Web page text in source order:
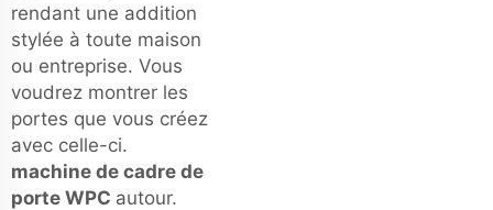
rendant une addition
stylée à toute maison
ou entreprise. Vous
voudrez montrer les
portes que vous créez
avec celle-ci.
machine de cadre de
porte WPC autour.